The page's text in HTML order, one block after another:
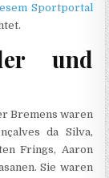
Sportportal
und
Bremens waren
da Silva,
Frings, Aaron
Sie waren